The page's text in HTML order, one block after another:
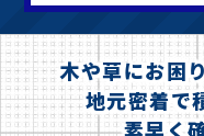
木や草にお困
地元密着で
素早く